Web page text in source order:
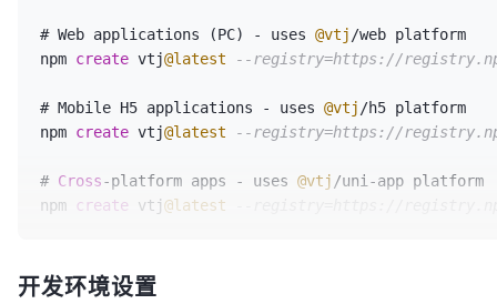
# Web applications (PC) - uses @vtj/web platform
npm create vtj@latest --registry=https://
# Mobile H5 applications - uses @vtj/h5 platform
npm create vtj@latest --registry=https://
# Cross-platform apps - uses @vtj /uni-app platform
npm
create vtj@latest
npm create vtj
开发环境设置